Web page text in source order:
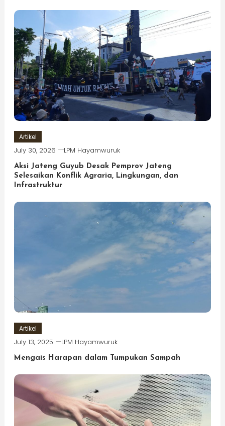
Artikel
July 30, 2026 LPM Hayamwuruk
Aksi Jateng Guyub Desak Pemprov Jateng
Selesaikan Konflik Agraria, Lingkungan, dan
Infrastruktur
Artikel
July 13, 2025 LPM Hayamwuruk
Mengais Harapan dalam Tumpukan Sampah